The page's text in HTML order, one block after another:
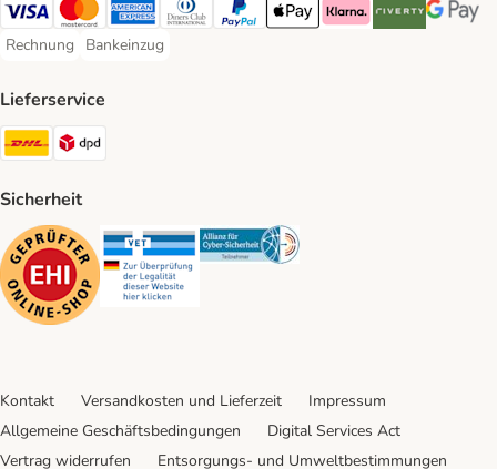
Visa Payment Method
Mastercard Payment Method
American Express Payment Method
Diners Club Payment Method
PayPal Payment Method
Apple Pay Payment Method
Klarna Payment Method
Riverty Payment
Google
Rechnung
Rechnung Payment Method
Bankeinzug
Bankeinzug Payment Method
Lieferservice
DHL Shipping Method
Sicherheit
Security Security Security
Kontakt Versandkosten und Lieferzeit
Impressum
Allgemeine Geschäftsbedingungen
Digital Services Act
Vertrag widerrufen
Entsorgungs- und Umweltbestimmungen